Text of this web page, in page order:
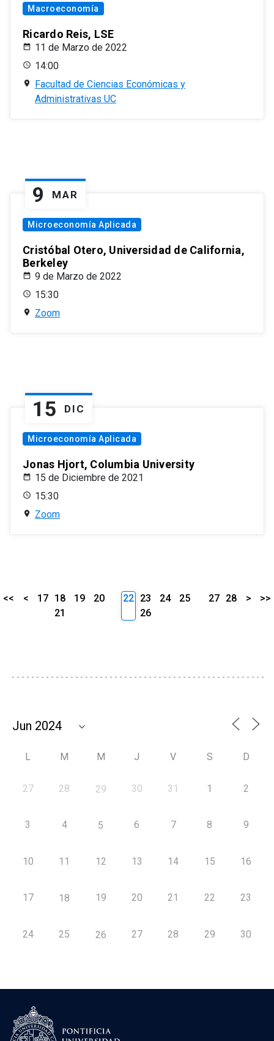
Macroeconomía
Ricardo Reis, LSE
11 de Marzo de 2022
14:00
Facultad de Ciencias Económicas y
Administrativas UC
9 MAR
Microeconomía Aplicada
Cristóbal Otero, Universidad de California,
Berkeley
9 de Marzo de 2022
15:30
Zoom
15 DIC
Microeconomía Aplicada
Jonas Hjort, Columbia University
15 de Diciembre de 2021
15:30
Zoom
<< < 17 18 19
20
21
22 23 24
25
26
27 28 > >>
L M M J V S D
27 28 29 30 31 1 2
3 4 5 6 7 8 9
10 11 12 13 14 15 16
17 18 19 20 21 22 23
24 25 26 27 28 29 30